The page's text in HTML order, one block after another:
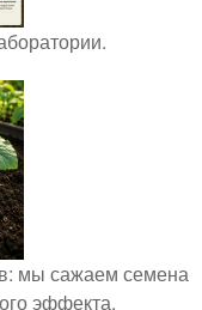
мы сажаем семена
эффекта.